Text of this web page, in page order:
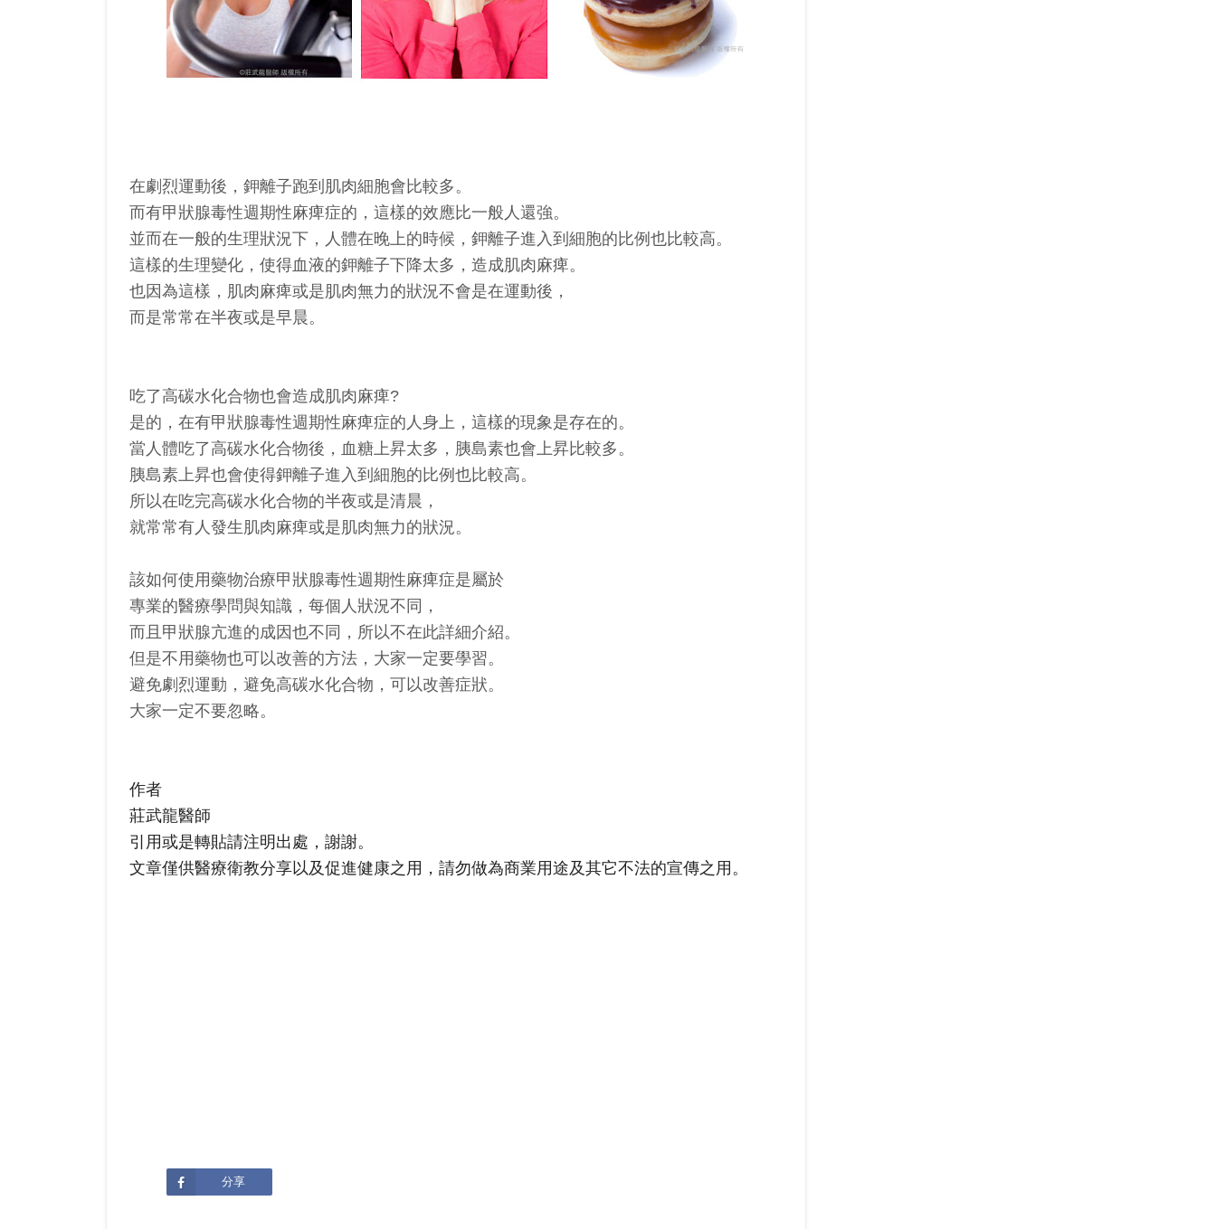
在劇烈運動後，鉀離子跑到肌肉細胞會比較多。
而有甲狀腺毒性週期性麻痺症的，這樣的效應比一般人還強。
並而在一般的生理狀況下，人體在晚上的時候，鉀離子進入到細胞的比例也比較高。
這樣的生理變化，使得血液的鉀離子下降太多，造成肌肉麻痺。
也因為這樣，肌肉麻痺或是肌肉無力的狀況不會是在運動後，
而是常常在半夜或是早晨。
吃了高碳水化合物也會造成肌肉麻痺?
是的，在有甲狀腺毒性週期性麻痺症的人身上，這樣的現象是存在的。
當人體吃了高碳水化合物後，血糖上昇太多，胰島素也會上昇比較多。
胰島素上昇也會使得鉀離子進入到細胞的比例也比較高。
所以在吃完高碳水化合物的半夜或是清晨，
就常常有人發生肌肉麻痺或是肌肉無力的狀況。
該如何使用藥物治療甲狀腺毒性週期性麻痺症是屬於
專業的醫療學問與知識，每個人狀況不同，
而且甲狀腺亢進的成因也不同，所以不在此詳細介紹。
但是不用藥物也可以改善的方法，大家一定要學習。
避免劇烈運動，避免高碳水化合物，可以改善症狀。
大家一定不要忽略。
作者
莊武龍醫師
引用或是轉貼請注明出處，謝謝。
文章僅供醫療衛教分享以及促進健康之用，請勿做為商業用途及其它不法的宣傳之用。
分享